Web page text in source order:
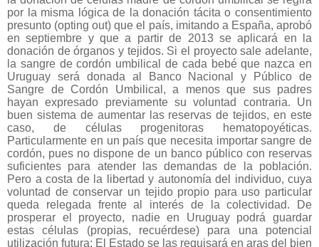
por la misma lógica de la donación tácita o consentimiento
presunto (opting out) que el país, imitando a España, aprobó
en septiembre y que a partir de 2013 se aplicará en la
donación de órganos y tejidos. Si el proyecto sale adelante,
la sangre de cordón umbilical de cada bebé que nazca en
Uruguay será donada al Banco Nacional y Público de
Sangre de Cordón Umbilical, a menos que sus padres
hayan expresado previamente su voluntad contraria. Un
buen sistema de aumentar las reservas de tejidos, en este
caso, de células progenitoras hematopoyéticas.
Particularmente en un país que necesita importar sangre de
cordón, pues no dispone de un banco público con reservas
suficientes para atender las demandas de la población.
Pero a costa de la libertad y autonomía del individuo, cuya
voluntad de conservar un tejido propio para uso particular
queda relegada frente al interés de la colectividad. De
prosperar el proyecto, nadie en Uruguay podrá guardar
estas células (propias, recuérdese) para una potencial
utilización futura: El Estado se las requisará en aras del bien